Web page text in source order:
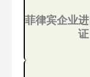
菲律宾企业